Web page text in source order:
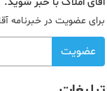
برای عضویت در خبرنامه
عضویت